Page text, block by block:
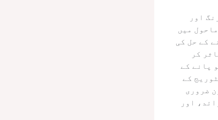
اور
میں
کے حل کی
کر
پانے کے
کے
ضروری
اور